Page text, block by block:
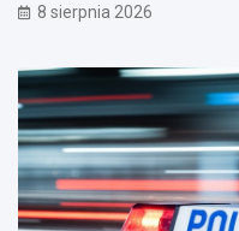
8 sierpnia 2026